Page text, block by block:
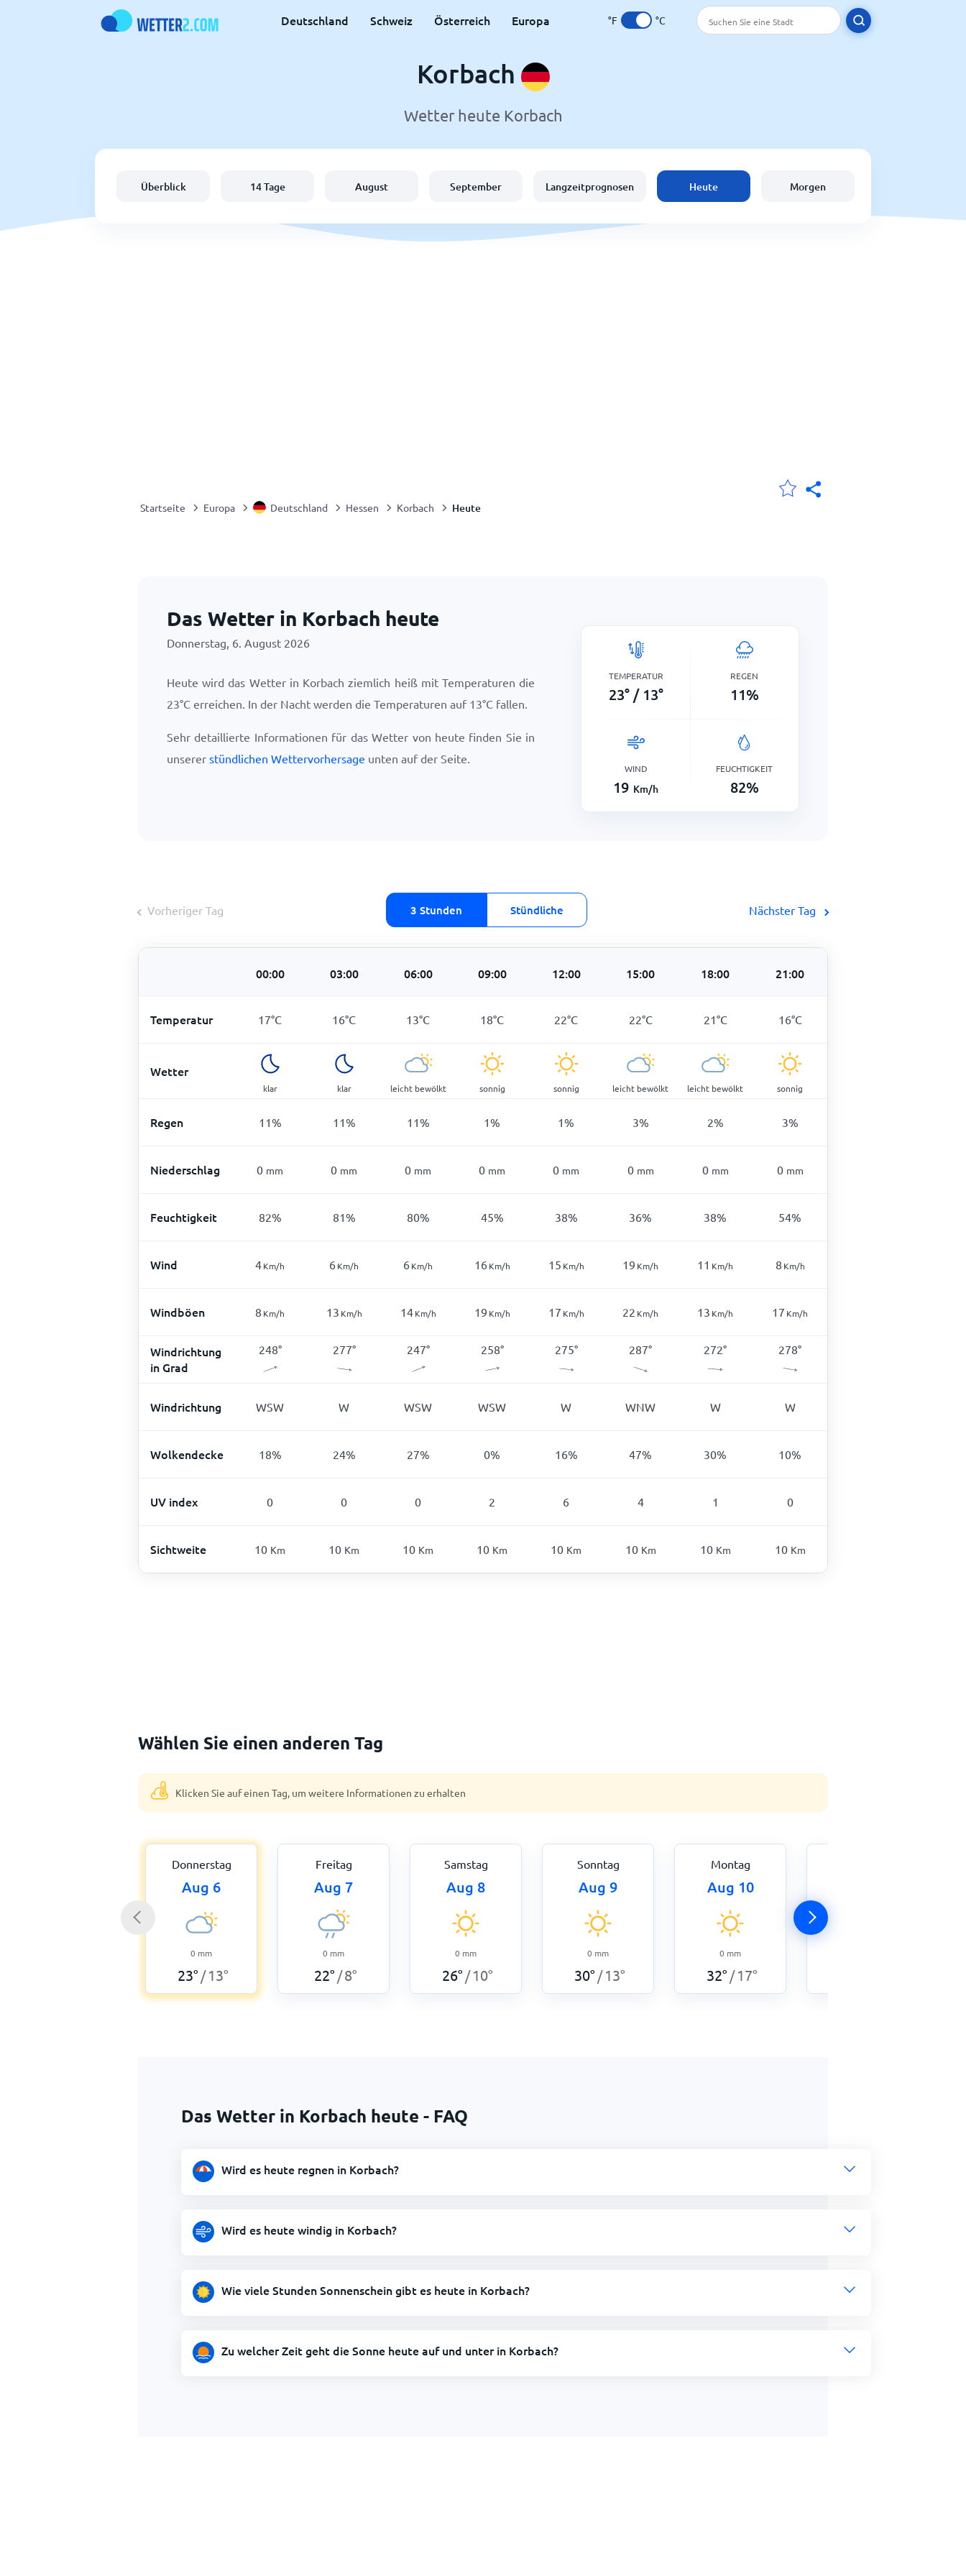
Deutschland Schweiz Österreich Europa °F °C
Korbach
Wetter heute Korbach
Überblick 14 Tage August September Langzeitprognosen Heute Morgen
Startseite Europa Deutschland Hessen Korbach Heute
Das Wetter in Korbach heute
Donnerstag, 6. August 2026
Heute wird das Wetter in Korbach ziemlich heiß mit Temperaturen die
23°C erreichen. In der Nacht werden die Temperaturen auf 13°C fallen.
Sehr detaillierte Informationen für das Wetter von heute finden Sie in
unserer stündlichen Wettervorhersage unten auf der Seite.
TEMPERATUR
23° / 13°
REGEN
11%
WIND
19 Km/h
FEUCHTIGKEIT
82%
Vorheriger Tag 3 Stunden Stündliche Nächster Tag
00:00 03:00 06:00 09:00 12:00 15:00 18:00 21:00
Temperatur 17°C 16°C 13°C 18°C 22°C 22°C 21°C 16°C
Wetter
klar klar leicht bewölkt sonnig sonnig leicht bewölkt leicht bewölkt sonnig
Regen 11% 11% 11% 1% 1% 3% 2% 3%
Niederschlag 0 mm 0 mm 0 mm 0 mm 0 mm 0 mm 0 mm 0 mm
Feuchtigkeit 82% 81% 80% 45% 38% 36% 38% 54%
Wind 4Km/h 6Km/h 6Km/h 16 Km/h 15 Km/h 19 Km/h 11 Km/h 8 Km/h
Windböen 8 Km/h 13 Km/h 14 Km/h 19 Km/h 17 Km/h 22 Km/h 13 Km/h 17 Km/h
Windrichtung
in Grad
248° 277° 247° 258° 275° 287° 272° 278°
Windrichtung WSW W WSW WSW W WNW W W
Wolkendecke 18% 24% 27% 0% 16% 47% 30% 10%
UV index 0 0 0 2 6 4 1 0
Sichtweite 10 Km 10 Km 10 Km 10 Km 10 Km 10 Km 10 Km 10 Km
Wählen Sie einen anderen Tag
Klicken Sie auf einen Tag, um weitere Informationen zu erhalten
Donnerstag
Aug 6
0 mm
23° / 13°
Freitag
Aug 7
0 mm
22° /8°
Samstag
Aug 8
0 mm
26° / 10°
Sonntag
Aug 9
0 mm
30° / 13°
Montag
Aug 10
0 mm
32° / 17°
Das Wetter in Korbach heute - FAQ
Wird es heute regnen in Korbach?
Wird es heute windig in Korbach?
Wie viele Stunden Sonnenschein gibt es heute in Korbach?
Zu welcher Zeit geht die Sonne heute auf und unter in Korbach?